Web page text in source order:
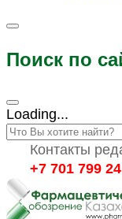
Поиск по
Loading...
Контакты
+7 701 799